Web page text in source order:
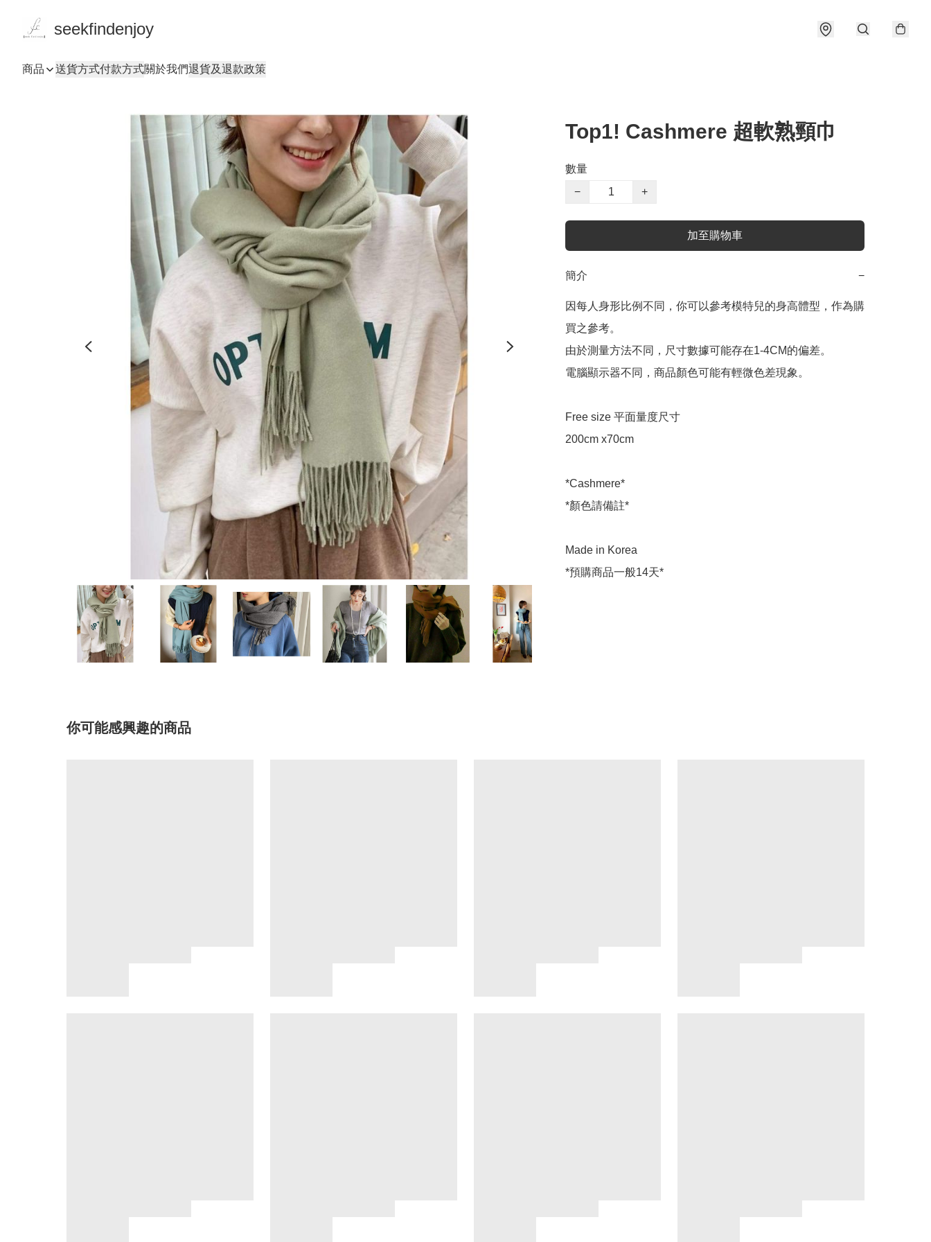
seekfindenjoy
商品 送貨方式付款方式關於我們退貨及退款政策
Top1! Cashmere 超軟熟頸巾
數量
−
+
加至購物車
簡介 −
因每人身形比例不同，你可以參考模特兒的身高體型，作為購
買之參考。
由於測量方法不同，尺寸數據可能存在1-4CM的偏差。
電腦顯示器不同，商品顏色可能有輕微色差現象。
Free size 平面量度尺寸
200cm x70cm
*Cashmere*
*顏色請備註*
Made in Korea
*預購商品一般14天*
你可能感興趣的商品